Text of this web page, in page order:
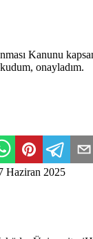
Kanunu
onayladım.
Haziran 2025